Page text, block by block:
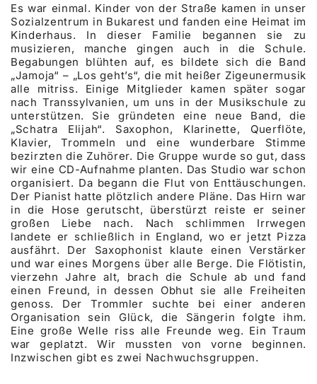
Es war einmal. Kinder von der Straße kamen in unser
Sozialzentrum in Bukarest und fanden eine Heimat im
Kinderhaus. In dieser Familie begannen sie zu
musizieren, manche gingen auch in die Schule.
Begabungen blühten auf, es bildete sich die Band
„Jamoja“ – „Los geht’s“, die mit heißer Zigeunermusik
alle mitriss. Einige Mitglieder kamen später sogar
nach Transsylvanien, um uns in der Musikschule zu
unterstützen. Sie gründeten eine neue Band, die
„Schatra Elijah“. Saxophon, Klarinette, Querflöte,
Klavier, Trommeln und eine wunderbare Stimme
bezirzten die Zuhörer. Die Gruppe wurde so gut, dass
wir eine CD-Aufnahme planten. Das Studio war schon
organisiert. Da begann die Flut von Enttäuschungen.
Der Pianist hatte plötzlich andere Pläne. Das Hirn war
in die Hose gerutscht, überstürzt reiste er seiner
großen Liebe nach. Nach schlimmen Irrwegen
landete er schließlich in England, wo er jetzt Pizza
ausfährt. Der Saxophonist klaute einen Verstärker
und war eines Morgens über alle Berge. Die Flötistin,
vierzehn Jahre alt, brach die Schule ab und fand
einen Freund, in dessen Obhut sie alle Freiheiten
genoss. Der Trommler suchte bei einer anderen
Organisation sein Glück, die Sängerin folgte ihm.
Eine große Welle riss alle Freunde weg. Ein Traum
war geplatzt. Wir mussten von vorne beginnen.
Inzwischen gibt es zwei Nachwuchsgruppen.